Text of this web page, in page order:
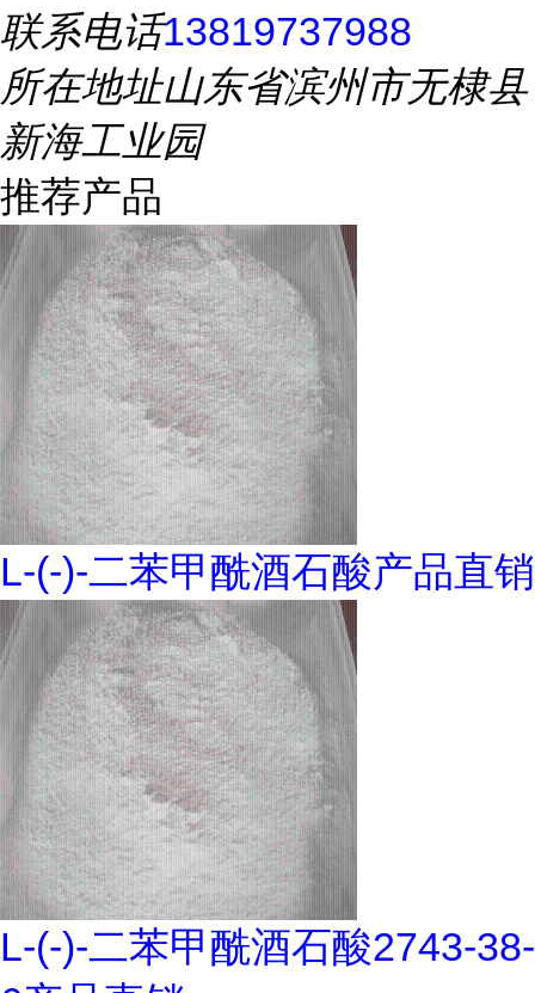
联系电话13819737988
所在地址山东省滨州市无棣县
新海工业园
推荐产品
L-(-)-二苯甲酰酒石酸产品直销
L-(-)-二苯甲酰酒石酸2743-38-